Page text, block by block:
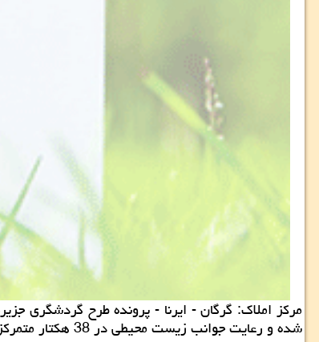
مركز املاك: گرگان - ایرنا - پرونده طرح گردشگری
شده و رعایت جوانب زیست محیطی در 38 هكتار متمركز و غیرمتمركز موافقت نمود.